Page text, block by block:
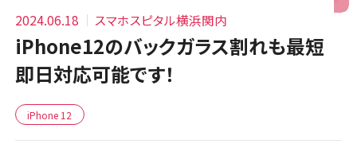
2024.06.18 スマホスピタル横浜関内
iPhone12のバックガラス割れも最短
即日対応可能です！
iPhone 12